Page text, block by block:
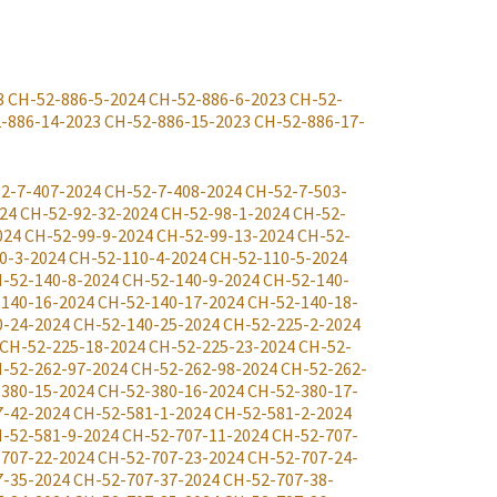
CH-52-886-5-2024CH-52-886-6-2023 CH-52-
886-14-2023 CH-52-886-15-2023 CH-52-886-17-
7-407-2024CH-52-7-408-2024CH-52-7-503-
CH-52-92-32-2024CH-52-98-1-2024CH-52-
CH-52-99-9-2024CH-52-99-13-2024CH-52-
3-2024CH-52-110-4-2024CH-52-110-5-2024
52-140-8-2024CH-52-140-9-2024CH-52-140-
16-2024CH-52-140-17-2024CH-52-140-18-
24-2024CH-52-140-25-2024CH-52-225-2-2024
CH-52-225-18-2024CH-52-225-23-2024CH-52-
52-262-97-2024CH-52-262-98-2024CH-52-262-
15-2024CH-52-380-16-2024CH-52-380-17-
42-2024CH-52-581-1-2024CH-52-581-2-2024
52-581-9-2024CH-52-707-11-2024CH-52-707-
22-2024CH-52-707-23-2024CH-52-707-24-
35-2024CH-52-707-37-2024CH-52-707-38-